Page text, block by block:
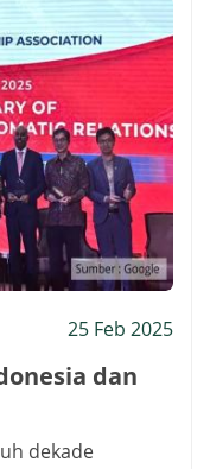
25 Feb 2025
dan
dekade